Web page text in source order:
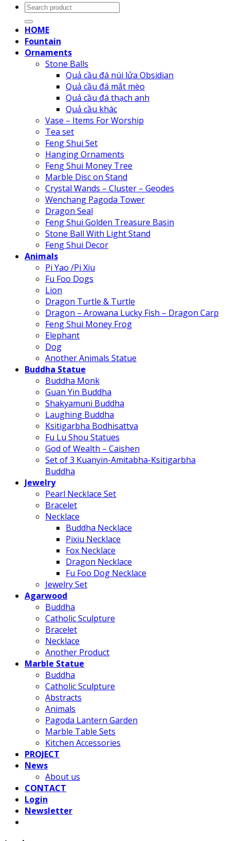
Search
for:
HOME
Fountain
Ornaments
Stone Balls
Quả cầu đá núi lửa Obsidian
Quả cầu đá mắt mèo
Quả cầu đá thạch anh
Quả cầu khác
Vase – Items For Worship
Tea set
Feng Shui Set
Hanging Ornaments
Feng Shui Money Tree
Marble Disc on Stand
Crystal Wands – Cluster – Geodes
Wenchang Pagoda Tower
Dragon Seal
Feng Shui Golden Treasure Basin
Stone Ball With Light Stand
Feng Shui Decor
Animals
Pi Yao /Pi Xiu
Fu Foo Dogs
Lion
Dragon Turtle & Turtle
Dragon – Arowana Lucky Fish – Dragon Carp
Feng Shui Money Frog
Elephant
Dog
Another Animals Statue
Buddha Statue
Buddha Monk
Guan Yin Buddha
Shakyamuni Buddha
Laughing Buddha
Ksitigarbha Bodhisattva
Fu Lu Shou Statues
God of Wealth – Caishen
Set of 3 Kuanyin-Amitabha-Ksitigarbha
Buddha
Jewelry
Pearl Necklace Set
Bracelet
Necklace
Buddha Necklace
Pixiu Necklace
Fox Necklace
Dragon Necklace
Fu Foo Dog Necklace
Jewelry Set
Agarwood
Buddha
Catholic Sculpture
Bracelet
Necklace
Another Product
Marble Statue
Buddha
Catholic Sculpture
Abstracts
Animals
Pagoda Lantern Garden
Marble Table Sets
Kitchen Accessories
PROJECT
News
About us
CONTACT
Login
Newsletter